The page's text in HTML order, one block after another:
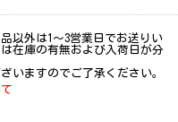
以外は1～3営業日でお送りい
在庫の有無および入荷日が分
いますのでご了承ください。